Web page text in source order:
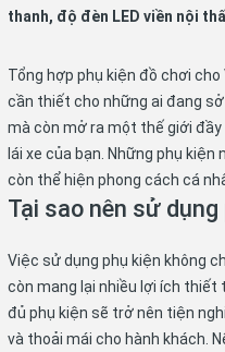
thanh, độ đèn LED viền nội
Tổng hợp phụ kiện đồ chơi
cần thiết cho những ai đang
mà còn mở ra một thế giới
lái xe của bạn. Những phụ
còn thể hiện phong cách cá
Tại sao nên sử dụng
Việc sử dụng phụ kiện không
còn mang lại nhiều lợi ích
đủ phụ kiện sẽ trở nên tiện
và thoải mái cho hành khách.